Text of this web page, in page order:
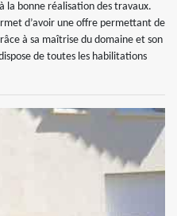
la bonne réalisation des travaux.
d’avoir une offre permettant de
à sa maîtrise du domaine et son
de toutes les habilitations